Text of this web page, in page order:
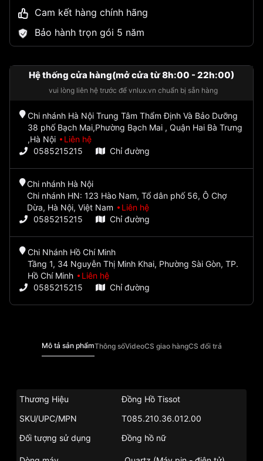
Cam kết hàng chính hãng
Bảo hành trọn gói 5 năm
Hệ thống cửa hàng(mở cửa từ 8h:00 - 22h:00)
vui lòng liên hệ trước để vnlux.vn chuẩn bị sẵn hàng
Chi nhánh Hà Nội Trung Tâm Thẩm Định Và Bảo Dưỡng
38 phố Bạch Mai,Phường Bạch Mai , Quận Hai Bà Trưng
,Hà Nội
Liên hệ
0585215215
Chỉ đường
Chi nhánh Hà Nội
Chi nhánh HN: 123 Hào Nam, Tổ dân phố 56, Ô Chợ
Dừa, Hà Nội, Việt Nam
Liên hệ
0585215215
Chỉ đường
Chi Nhánh Hồ Chí Minh
Tầng 1, 34 Nguyễn Thị Minh Khai, Phường Sài Gòn, TP.
Hồ Chí Minh
Liên hệ
0585215215
Chỉ đường
Mô tả sản phẩmThông sốVideoCS giao hàngCS đổi trả
Thương Hiệu
Đồng Hồ Tissot
SKU/UPC/MPN
T085.210.36.012.00
Đối tượng sử dụng
Đồng hồ nữ